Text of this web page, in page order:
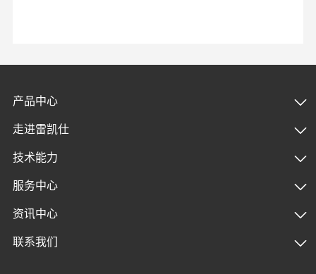
产品中心
走进雷凯仕
技术能力
服务中心
资讯中心
联系我们